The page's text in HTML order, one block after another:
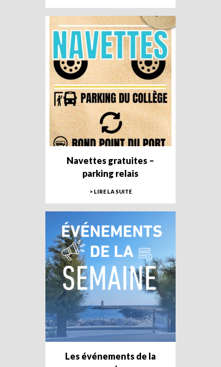
Navettes gratuites –
parking relais
> LIRE LA SUITE
Les événements de la